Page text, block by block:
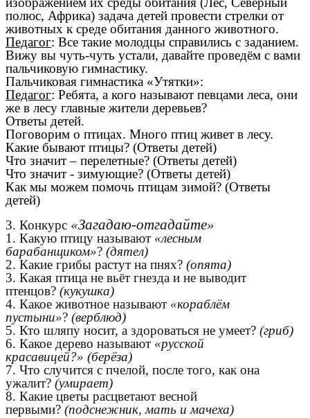
полюс, Африка) задача детей провести стрелки от
животных к среде обитания данного животного.
Педагог: Все такие молодцы справились с заданием.
Вижу вы чуть-чуть устали, давайте проведём с вами
пальчиковую гимнастику.
Пальчиковая гимнастика «Утятки»:
Педагог: Ребята, а кого называют певцами леса, они
же в лесу главные жители деревьев?
Ответы детей.
Поговорим о птицах. Много птиц живет в лесу.
Какие бывают птицы? (Ответы детей)
Что значит – перелетные? (Ответы детей)
Что значит - зимующие? (Ответы детей)
Как мы можем помочь птицам зимой? (Ответы
детей)
3. Конкурс «Загадаю-отгадайте»
1. Какую птицу называют «лесным
барабанщиком»? (дятел)
2. Какие грибы растут на пнях? (опята)
3. Какая птица не вьёт гнезда и не выводит
птенцов? (кукушка)
4. Какое животное называют «кораблём
пустыни»? (верблюд)
5. Кто шляпу носит, а здороваться не умеет? (гриб)
6. Какое дерево называют «русской
красавицей?» (берёза)
7. Что случится с пчелой, после того, как она
ужалит? (умирает)
8. Какие цветы расцветают весной
первыми? (подснежник, мать и мачеха)